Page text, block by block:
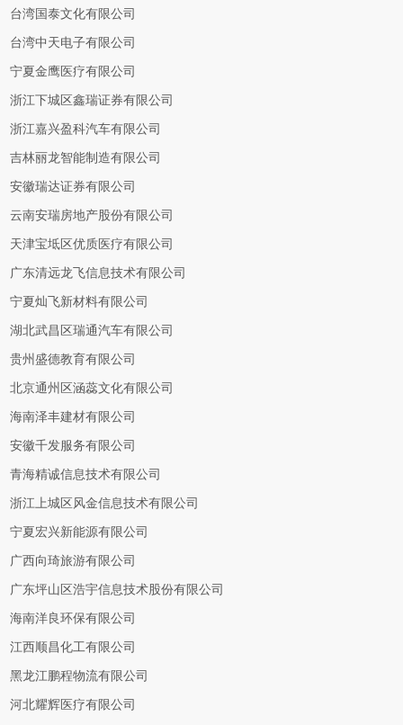
台湾国泰文化有限公司
台湾中天电子有限公司
宁夏金鹰医疗有限公司
浙江下城区鑫瑞证券有限公司
浙江嘉兴盈科汽车有限公司
吉林丽龙智能制造有限公司
安徽瑞达证券有限公司
云南安瑞房地产股份有限公司
天津宝坻区优质医疗有限公司
广东清远龙飞信息技术有限公司
宁夏灿飞新材料有限公司
湖北武昌区瑞通汽车有限公司
贵州盛德教育有限公司
北京通州区涵蕊文化有限公司
海南泽丰建材有限公司
安徽千发服务有限公司
青海精诚信息技术有限公司
浙江上城区风金信息技术有限公司
宁夏宏兴新能源有限公司
广西向琦旅游有限公司
广东坪山区浩宇信息技术股份有限公司
海南洋良环保有限公司
江西顺昌化工有限公司
黑龙江鹏程物流有限公司
河北耀辉医疗有限公司